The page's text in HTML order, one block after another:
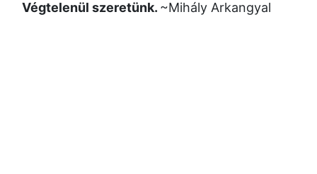
Végtelenül szeretünk. ~Mihály Arkangyal